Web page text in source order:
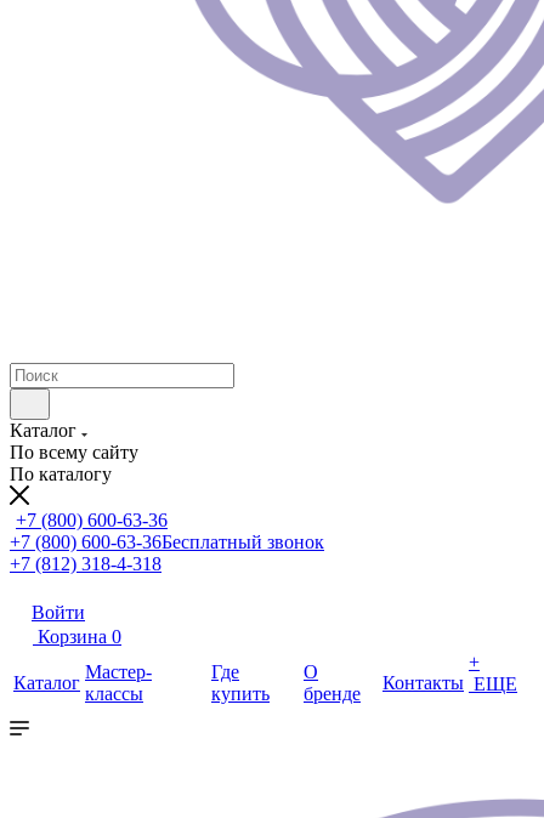
Каталог
По всему сайту
По каталогу
+7 (800) 600-63-36
+7 (800) 600-63-36Бесплатный звонок
+7 (812) 318-4-318
Войти
Корзина 0
Каталог
Мастер-
классы
Где
купить
О
бренде
Контакты
+
ЕЩЕ